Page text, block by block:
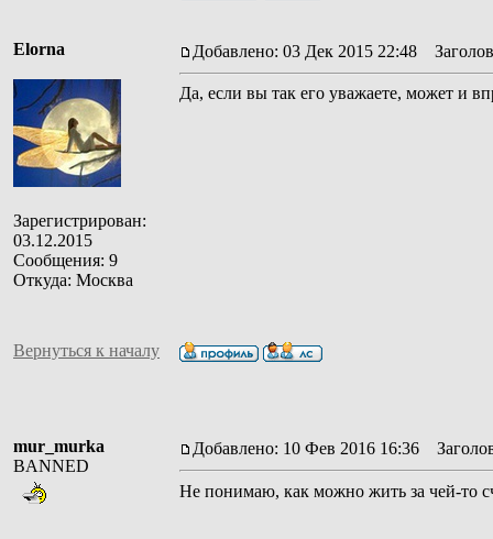
Elorna
Зарегистрирован:
03.12.2015
Сообщения: 9
Откуда: Москва
Добавлено: 03 Дек 2015 22:48
Да, если вы так его уважаете, может и
Вернуться к началу
mur_murka
BANNED
Добавлено: 10 Фев 2016 16:36
Не понимаю, как можно жить за чей-то